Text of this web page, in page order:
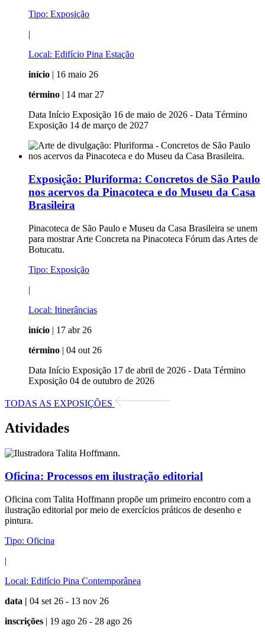
Tipo: Exposição
|
Local: Edifício Pina Estação
início | 16 maio 26
término | 14 mar 27
Data Início Exposição 16 de maio de 2026 - Data Término
Exposição 14 de março de 2027
Exposição: Pluriforma: Concretos de São Paulo
nos acervos da Pinacoteca e do Museu da Casa
Brasileira
Pinacoteca de São Paulo e Museu da Casa Brasileira se unem
para mostrar Arte Concreta na Pinacoteca Fórum das Artes de
Botucatu.
Tipo: Exposição
|
Local: Itinerâncias
início | 17 abr 26
término | 04 out 26
Data Início Exposição 17 de abril de 2026 - Data Término
Exposição 04 de outubro de 2026
TODAS AS EXPOSIÇÕES
Atividades
Oficina: Processos em ilustração editorial
Oficina com Talita Hoffmann propõe um primeiro encontro com a
ilustração editorial por meio de exercícios práticos de desenho e
pintura.
Tipo: Oficina
|
Local: Edifício Pina Contemporânea
data | 04 set 26 - 13 nov 26
inscrições | 19 ago 26 - 28 ago 26